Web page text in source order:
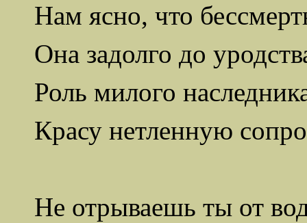
Нам ясно, что
Она задолго до
Роль милого
Красу нетленную
Не отрываешь ты от